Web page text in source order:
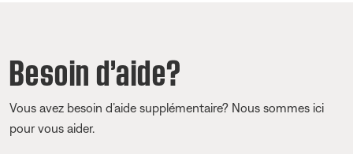
Besoin d’aide?
Vous avez besoin d’aide supplémentaire? Nous sommes ici
pour vous aider.